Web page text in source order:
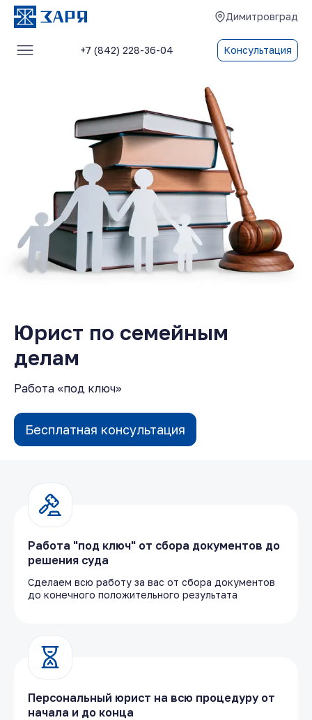
Димитровград
+7 (842) 228-36-04 Консультация
Контакты
Юрист по семейным
делам
Работа «под ключ»
Бесплатная консультация
Работа "под ключ" от сбора документов до
решения суда
Сделаем всю работу за вас от сбора документов
до конечного положительного результата
Персональный юрист на всю процедуру от
начала и до конца